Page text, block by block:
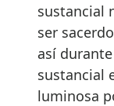
sustancial
ser
así
sustancial
luminosa